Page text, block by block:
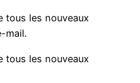
tous les nouveaux
mail.
tous les nouveaux